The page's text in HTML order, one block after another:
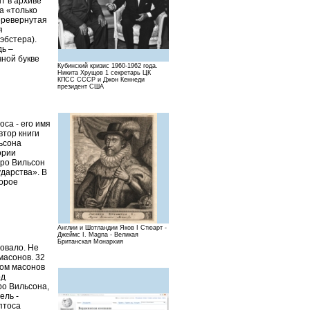
Кубинский кризис 1960-1962 года.
Никита Хрущов 1 секретарь ЦК
КПСС СССР и Джон Кеннеди
президент США
Англии и Шотландии Яков I Стюарт -
Джеймс I. Magna - Великая
Британская Монархия
«только
–
букве
- его имя
книги
Вильсон
В
Не
32
масонов
Вильсона,
-